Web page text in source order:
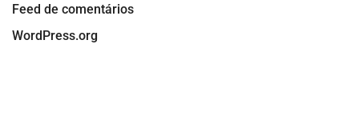
Feed de comentários
WordPress.org